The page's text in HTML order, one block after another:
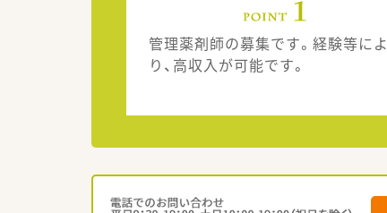
管理薬剤師の募集です。経験等によ
り、高収入が可能です。